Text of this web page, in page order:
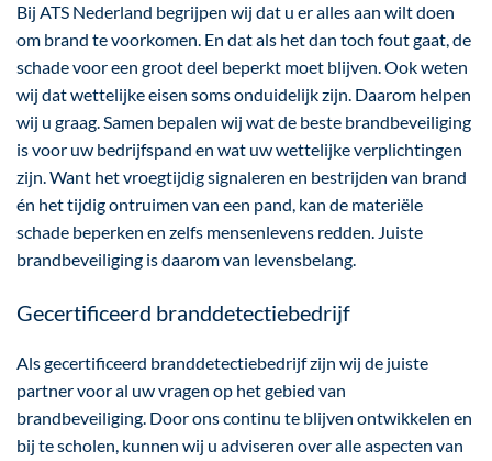
Bij ATS Nederland begrijpen wij dat u er alles aan wilt doen
om brand te voorkomen. En dat als het dan toch fout gaat, de
schade voor een groot deel beperkt moet blijven. Ook weten
wij dat wettelijke eisen soms onduidelijk zijn. Daarom helpen
wij u graag. Samen bepalen wij wat de beste brandbeveiliging
is voor uw bedrijfspand en wat uw wettelijke verplichtingen
zijn. Want het vroegtijdig signaleren en bestrijden van brand
én het tijdig ontruimen van een pand, kan de materiële
schade beperken en zelfs mensenlevens redden. Juiste
brandbeveiliging is daarom van levensbelang.
Gecertificeerd branddetectiebedrijf
Als gecertificeerd branddetectiebedrijf zijn wij de juiste
partner voor al uw vragen op het gebied van
brandbeveiliging. Door ons continu te blijven ontwikkelen en
bij te scholen, kunnen wij u adviseren over alle aspecten van